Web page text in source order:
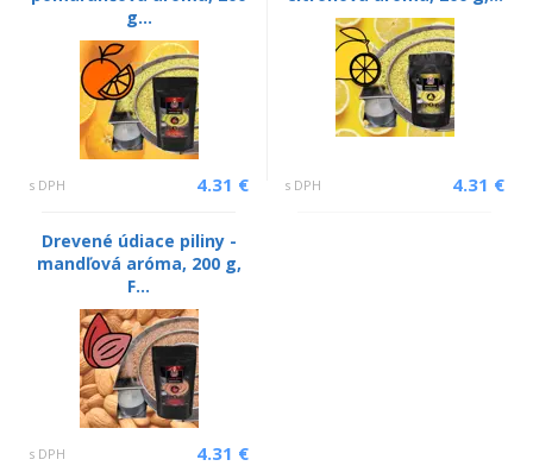
g...
s DPH 4.31 € s DPH 4.31 €
Drevené údiace piliny -
mandľová aróma, 200 g,
F...
s DPH 4.31 €